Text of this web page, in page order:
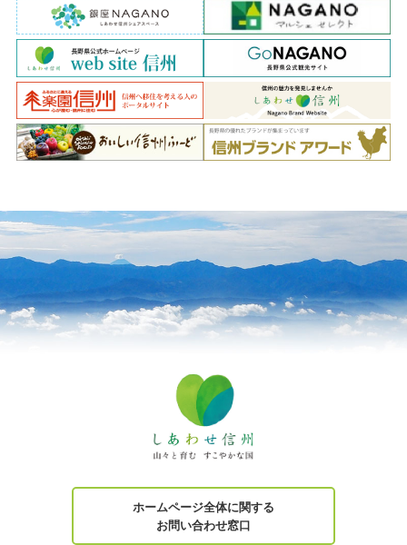
ホームページ全体に関する
お問い合わせ窓口